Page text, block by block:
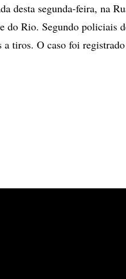
desta segunda-feira, na
do Rio. Segundo policiais
tiros. O caso foi